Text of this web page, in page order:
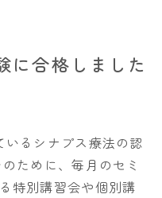
に合格しました
るシナプス療法の認
ために、毎月のセミ
特別講習会や個別講